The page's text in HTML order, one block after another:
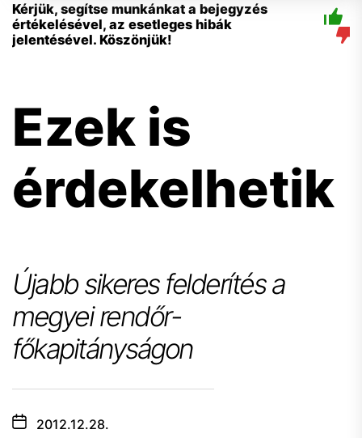
Kérjük, segítse munkánkat a bejegyzés
értékelésével, az esetleges hibák
jelentésével. Köszönjük!
Ezek is
érdekelhetik
Újabb sikeres felderítés a
megyei rendőr-
főkapitányságon
2012.12.28.